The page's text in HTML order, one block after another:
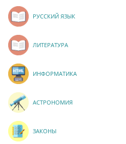
РУССКИЙ ЯЗЫК
ЛИТЕРАТУРА
ИНФОРМАТИКА
АСТРОНОМИЯ
ЗАКОНЫ